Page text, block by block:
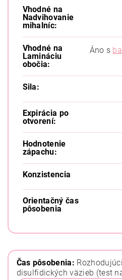
Vhodné na
Nadvihovanie
mihalníc:
Vhodné na
Lamináciu
obočia:
Áno s
Sila:
Expirácia po
otvorení:
Hodnotenie
zápachu:
Konzistencia
Orientačný čas
pôsobenia
Čas pôsobenia:
disulfidických väzieb (test